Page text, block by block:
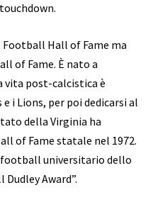
Hall of Fame ma
of Fame. È nato a
vita post-calcistica è
i Lions, per poi dedicarsi al
della Virginia ha
of Fame statale nel 1972.
universitario dello
Award”.